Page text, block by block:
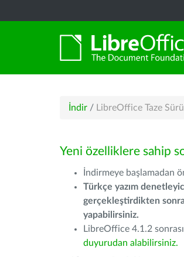
İndir / LibreOffice Taze
Yeni özelliklere sahip
İndirmeye başlamadan
Türkçe yazım
gerçekleştirdikten
yapabilirsiniz.
LibreOffice 4.1.2
duyurudan alabilirsiniz.